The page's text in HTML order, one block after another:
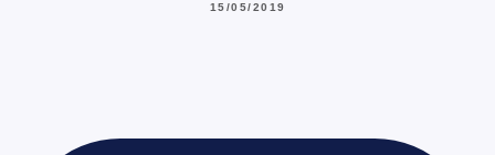
15/05/2019